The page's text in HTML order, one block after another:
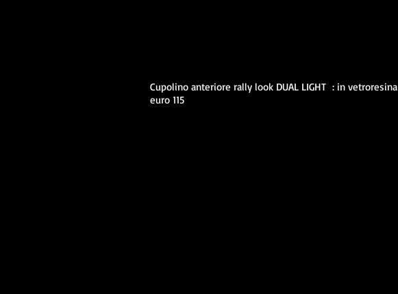
Cupolino anteriore rally look DUAL LIGHT : in vetroresina
euro 115